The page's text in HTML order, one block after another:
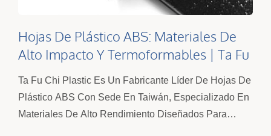
Hojas De Plástico ABS: Materiales De
Alto Impacto Y Termoformables | Ta Fu
Chi
Ta Fu Chi Plastic Es Un Fabricante Líder De Hojas De
Plástico ABS Con Sede En Taiwán, Especializado En
Materiales De Alto Rendimiento Diseñados Para